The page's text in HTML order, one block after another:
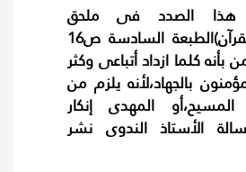
الصدد فى ملحق
كتابه(شهادة القرآن)الطبعة السادسة ص16
بأنه كلما ازداد أتباعى وكثر
بالجهاد،لأنه يلزم من
المسيح،أو المهدى إنكار
الأستاذ الندوى نشر